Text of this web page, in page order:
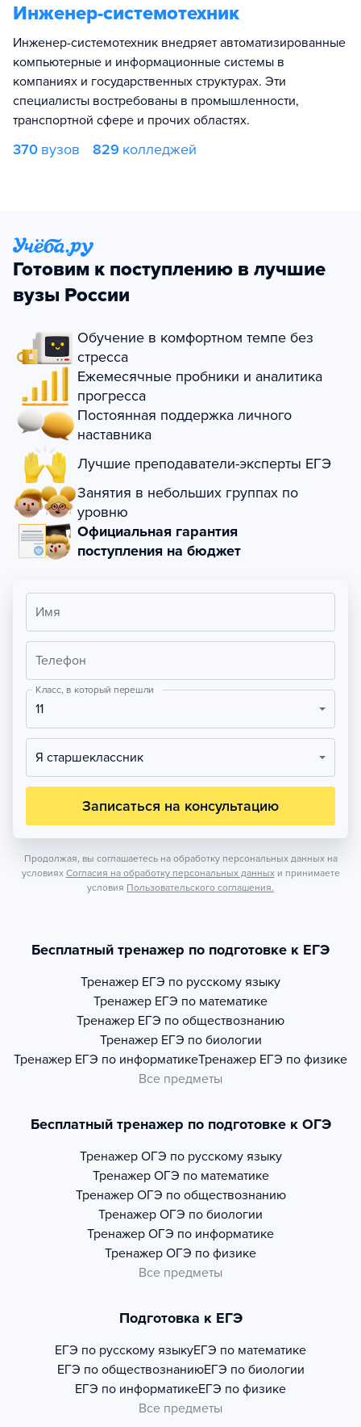
Инженер-системотехник
Инженер-системотехник внедряет автоматизированные
компьютерные и информационные системы в
компаниях и государственных структурах. Эти
специалисты востребованы в промышленности,
транспортной сфере и прочих областях.
370 вузов 829 колледжей
Готовим к поступлению в лучшие
вузы России
Обучение в комфортном темпе без
стресса
Ежемесячные пробники и аналитика
прогресса
Постоянная поддержка личного
наставника
Лучшие преподаватели-эксперты ЕГЭ
Занятия в небольших группах по
уровню
Официальная гарантия
поступления на бюджет
Имя
Телефон
Класс, в который перешли
11
Я старшеклассник
Записаться на консультацию
Продолжая, вы соглашаетесь на обработку персональных данных на
условиях Согласия на обработку персональных данных и принимаете
условия Пользовательского соглашения.
Бесплатный тренажер по подготовке к ЕГЭ
Тренажер ЕГЭ по русскому языку
Тренажер ЕГЭ по математике
Тренажер ЕГЭ по обществознанию
Тренажер ЕГЭ по биологии
Тренажер ЕГЭ по информатикеТренажер ЕГЭ по физике
Все предметы
Бесплатный тренажер по подготовке к ОГЭ
Тренажер ОГЭ по русскому языку
Тренажер ОГЭ по математике
Тренажер ОГЭ по обществознанию
Тренажер ОГЭ по биологии
Тренажер ОГЭ по информатике
Тренажер ОГЭ по физике
Все предметы
Подготовка к ЕГЭ
ЕГЭ по русскому языкуЕГЭ по математике
ЕГЭ по обществознаниюЕГЭ по биологии
ЕГЭ по информатикеЕГЭ по физике
Все предметы